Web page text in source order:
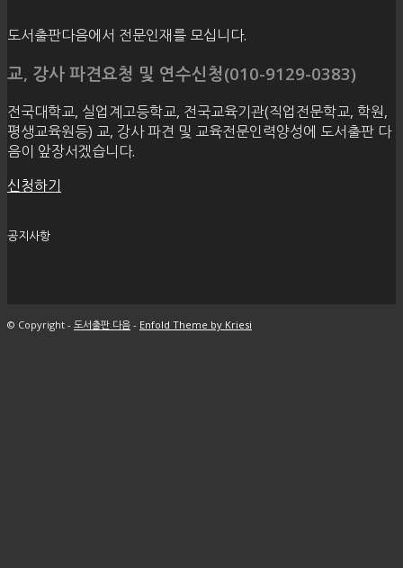
도서출판다음에서 전문인재를 모십니다.
교, 강사 파견요청 및 연수신청(010-9129-0383)
전국대학교, 실업계고등학교, 전국교육기관(직업전문학교, 학원,
평생교육원등) 교, 강사 파견 및 교육전문인력양성에 도서출판 다
음이 앞장서겠습니다.
신청하기
공지사항
© Copyright - 도서출판 다음 - Enfold Theme by Kriesi